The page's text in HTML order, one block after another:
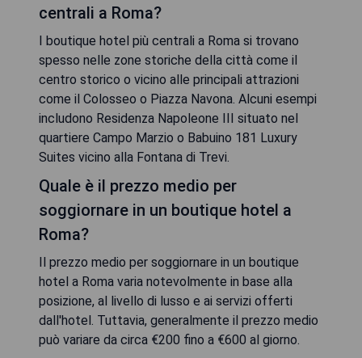
centrali a Roma?
I boutique hotel più centrali a Roma si trovano
spesso nelle zone storiche della città come il
centro storico o vicino alle principali attrazioni
come il Colosseo o Piazza Navona. Alcuni esempi
includono Residenza Napoleone III situato nel
quartiere Campo Marzio o Babuino 181 Luxury
Suites vicino alla Fontana di Trevi.
Quale è il prezzo medio per
soggiornare in un boutique hotel a
Roma?
Il prezzo medio per soggiornare in un boutique
hotel a Roma varia notevolmente in base alla
posizione, al livello di lusso e ai servizi offerti
dall'hotel. Tuttavia, generalmente il prezzo medio
può variare da circa €200 fino a €600 al giorno.